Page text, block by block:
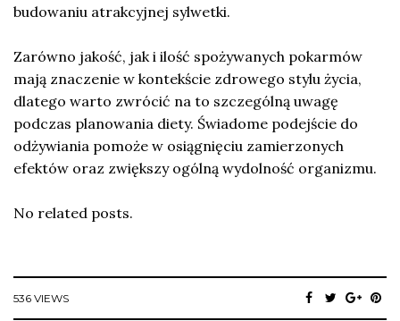
budowaniu atrakcyjnej sylwetki.
Zarówno jakość, jak i ilość spożywanych pokarmów
mają znaczenie w kontekście zdrowego stylu życia,
dlatego warto zwrócić na to szczególną uwagę
podczas planowania diety. Świadome podejście do
odżywiania pomoże w osiągnięciu zamierzonych
efektów oraz zwiększy ogólną wydolność organizmu.
No related posts.
536 VIEWS